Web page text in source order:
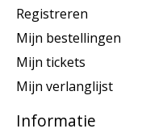
Registreren
Mijn bestellingen
Mijn tickets
Mijn verlanglijst
Informatie